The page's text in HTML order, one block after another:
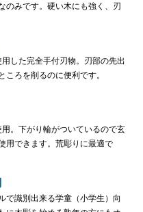
のみです。硬い木にも強く、刃
した完全手付刃物。刃部の先出
ころを削るのに便利です。
。下がり輪がついているので玄
用できます。荒彫りに最適で
で識別出来る学童（小学生）向